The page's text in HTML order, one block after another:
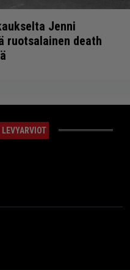
Jenni
ruotsalainen death